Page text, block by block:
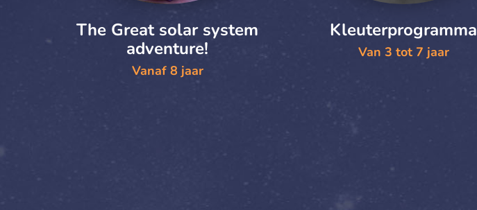
The Great solar system
adventure!
Vanaf 8 jaar
Kleuterprogramma
Van 3 tot 7 jaar